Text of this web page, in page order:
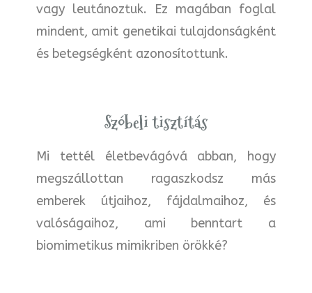
vagy leutánoztuk. Ez magában foglal
mindent, amit genetikai tulajdonságként
és betegségként azonosítottunk.
Szóbeli tisztítás
Mi tettél életbevágóvá abban, hogy
megszállottan ragaszkodsz más
emberek útjaihoz, fájdalmaihoz, és
valóságaihoz, ami benntart a
biomimetikus mimikriben örökké?